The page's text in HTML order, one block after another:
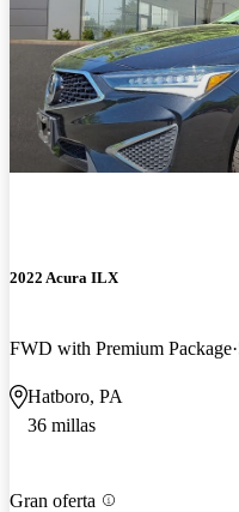
2022 Acura ILX
FWD with Premium Package
Hatboro, PA
36 millas
Gran oferta